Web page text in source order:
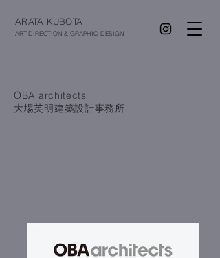
ARATA KUBOTA
ART DIRECTION & GRAPHIC DESIGN
OBA architects
大場英明建築設計事務所